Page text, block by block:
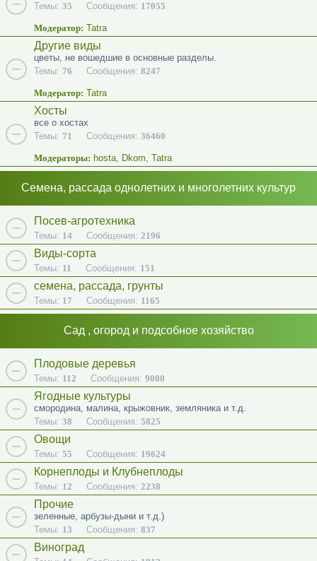
Темы: 35 Сообщения: 17055
Модератор: Tatra
Другие виды
цветы, не вошедшие в основные разделы.
Темы: 76 Сообщения: 8247
Модератор: Tatra
Хосты
все о хостах
Темы: 71 Сообщения: 36460
Модераторы: hosta, Dkom, Tatra
Семена, рассада однолетних и многолетних культур
Посев-агротехника
Темы: 14 Сообщения: 2196
Виды-сорта
Темы: 11 Сообщения: 151
семена, рассада, грунты
Темы: 17 Сообщения: 1165
Сад , огород и подсобное хозяйство
Плодовые деревья
Темы: 112 Сообщения: 9000
Ягодные культуры
смородина, малина, крыжовник, земляника и т.д.
Темы: 38 Сообщения: 5825
Овощи
Темы: 55 Сообщения: 19624
Корнеплоды и Клубнеплоды
Темы: 12 Сообщения: 2238
Прочие
зеленные, арбузы-дыни и т.д.)
Темы: 13 Сообщения: 837
Виноград